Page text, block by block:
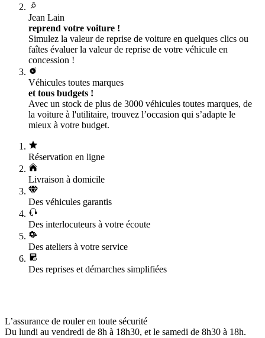
Jean Lain
reprend votre voiture !
Simulez la valeur de reprise de voiture en quelques clics ou
faîtes évaluer la valeur de reprise de votre véhicule en
concession !
Véhicules toutes marques
et tous budgets !
Avec un stock de plus de 3000 véhicules toutes marques, de
la voiture à l'utilitaire, trouvez l’occasion qui s’adapte le
mieux à votre budget.
Réservation en ligne
Livraison à domicile
Des véhicules garantis
Des interlocuteurs à votre écoute
Des ateliers à votre service
Des reprises et démarches simplifiées
L’assurance de rouler en toute sécurité
Du lundi au vendredi de 8h à 18h30, et le samedi de 8h30 à 18h.